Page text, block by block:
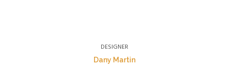
DESIGNER
Dany Martin